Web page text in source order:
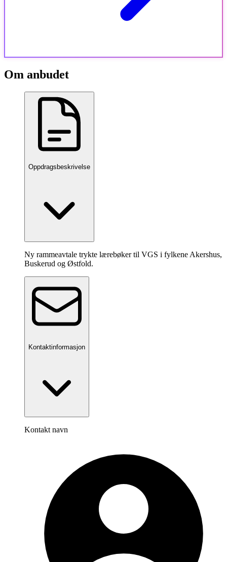
Om anbudet
Oppdragsbeskrivelse
Ny rammeavtale trykte lærebøker til VGS i fylkene Akershus,
Buskerud og Østfold.
Kontaktinformasjon
Kontakt navn